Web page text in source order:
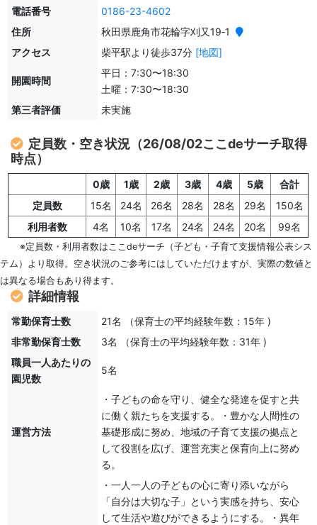
電話番号
0186-23-4602
住所
秋田県鹿角市花輪字刈又19‐1
アクセス
柴平駅より徒歩37分 [地図]
開園時間
平日：7:30〜18:30
土曜：7:30〜18:30
第三者評価
未実施
定員数・空き状況（26/08/02ここdeサーチ取得
時点）
0歳 1歳 2歳 3歳 4歳 5歳
合計
定員数
15名 24名 26名 28名 28名 29名
150名
利用者数
4名 10名 17名 24名 24名 20名 99名
※定員数・利用者数はここdeサーチ（子ども・子育て支援情報公表シス
テム）より取得。空き状況のご参考にはしていただけますが、実際の数値と
は異なる場合もあり得ます。
詳細情報
常勤保育士数
21名 （保育士の平均経験年数：15年 )
非常勤保育士数
3名 （保育士の平均経験年数：31年 )
職員一人あたりの
園児数
5名
運営方法
・子どもの命を守り、健全な発達を促すと共
に働く親たちを支援する。・豊かな人間性の
基礎形成に努め、地域の子育て支援の拠点と
して役割を広げ、運営充実と保育向上に努め
る。
・一人一人の子どもの心に寄り添いながら
「自分は大切な子」という実感を持ち、安心
して生活や遊びができるようにする。・異年